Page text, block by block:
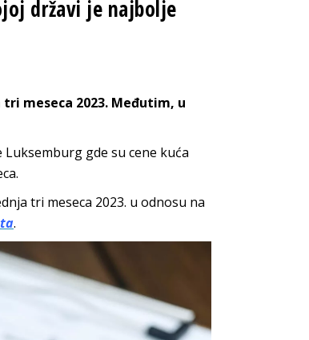
državi je najbolje
meseca 2023. Međutim, u
gde su cene kuća
tri meseca 2023. u odnosu na
.